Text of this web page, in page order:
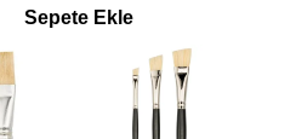
Sepete Ekle